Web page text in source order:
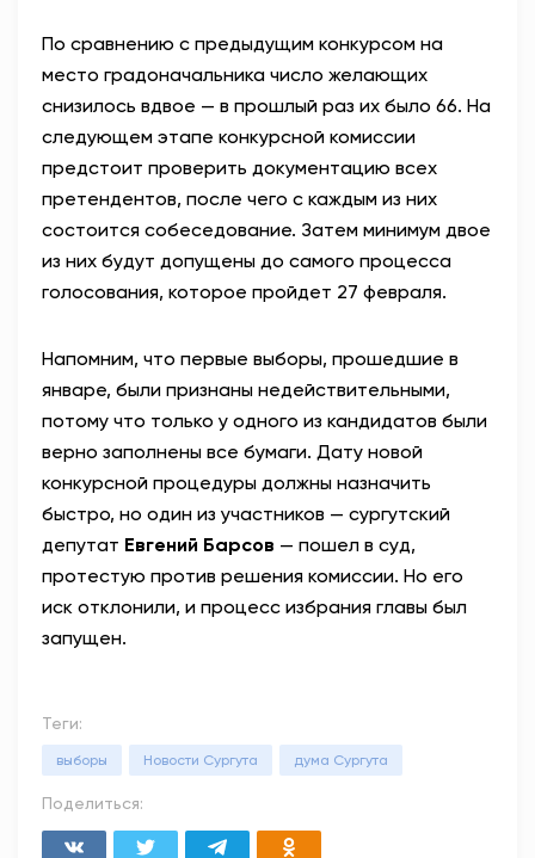
82,17 94,84
Вход / Регистрация
По сравнению с предыдущим конкурсом на
место градоначальника число желающих
снизилось вдвое — в прошлый раз их было 66. На
следующем этапе конкурсной комиссии
предстоит проверить документацию всех
претендентов, после чего с каждым из них
состоится собеседование. Затем минимум двое
из них будут допущены до самого процесса
голосования, которое пройдет 27 февраля.
Напомним, что первые выборы, прошедшие в
январе, были признаны недействительными,
потому что только у одного из кандидатов были
верно заполнены все бумаги. Дату новой
конкурсной процедуры должны назначить
быстро, но один из участников — сургутский
депутат Евгений Барсов — пошел в суд,
протестую против решения комиссии. Но его
иск отклонили, и процесс избрания главы был
запущен.
Теги:
выборы Новости Сургута дума Сургута
Поделиться: